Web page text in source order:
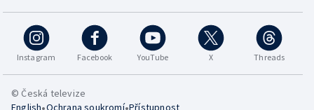
Instagram Facebook YouTube X Threads
© Česká televize
English Ochrana soukromí Přístupnost